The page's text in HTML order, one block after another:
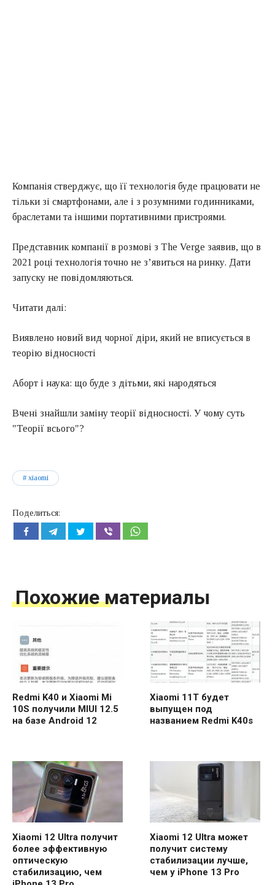
Компанія стверджує, що її технологія буде працювати не
тільки зі смартфонами, але і з розумними годинниками,
браслетами та іншими портативними пристроями.
Представник компанії в розмові з The Verge заявив, що в
2021 році технологія точно не з’явиться на ринку. Дати
запуску не повідомляються.
Читати далі:
Виявлено новий вид чорної діри, який не вписується в
теорію відносності
Аборт і наука: що буде з дітьми, які народяться
Вчені знайшли заміну теорії відносності. У чому суть
"Теорії всього"?
xiaomi
Поделиться:
Похожие материалы
Redmi K40 и Xiaomi Mi
10S получили MIUI 12.5
на базе Android 12
Xiaomi 11T будет
выпущен под
названием Redmi K40s
Xiaomi 12 Ultra получит
более эффективную
оптическую
стабилизацию, чем
Xiaomi 12 Ultra может
получит систему
стабилизации лучше,
чем у iPhone 13 Pro